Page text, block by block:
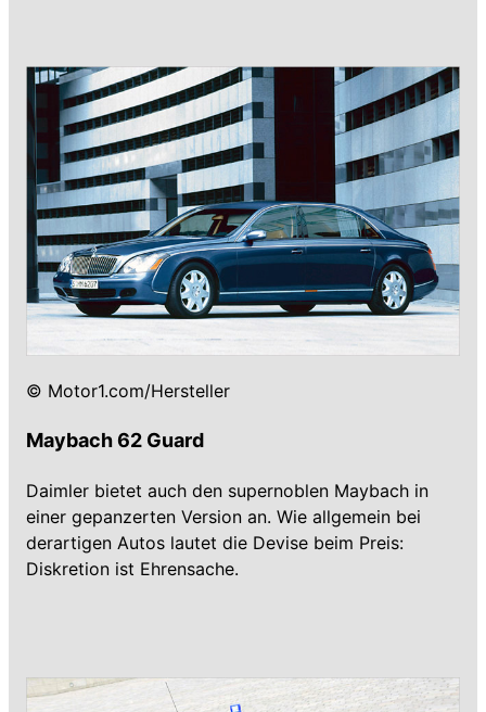
© Motor1.com/Hersteller
Maybach 62 Guard
Daimler bietet auch den supernoblen Maybach in
einer gepanzerten Version an. Wie allgemein bei
derartigen Autos lautet die Devise beim Preis:
Diskretion ist Ehrensache.